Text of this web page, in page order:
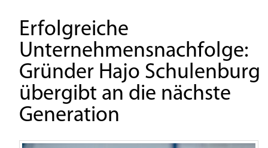
Erfolgreiche
Unternehmensnachfolge:
Gründer Hajo Schulenburg
übergibt an die nächste
Generation